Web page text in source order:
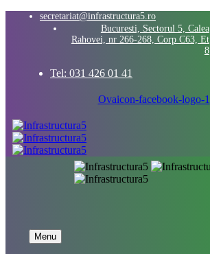
secretariat@infrastructura5.ro
Bucuresti, Sectorul 5, Calea
Rahovei, nr 266-268, Corp C63, Et
8
Tel: 031 426 01 41
Ovaicon-facebook-logo-1
Menu